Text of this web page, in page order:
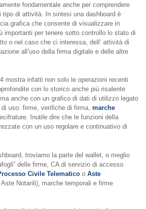
fondamentale anche per comprendere
tipo di attività. In sintesi una dashboard è
grafica che consente di visualizzare in
per tenere sotto controllo lo stato di
o nel caso che ci interessa, dell’ attività di
all’uso della firma digitale e delle altre
mostra infatti non solo le operazioni recenti
con lo storico anche più risalente
anche con un grafico di dati di utilizzo legato
uso: firme, verifiche di firma, marche
Inutile dire che le funzioni della
con un uso regolare e continuativo di
troviamo la parte del wallet, o meglio
delle firme, CA di servizio di accesso
Civile Telematico o Aste
Notarili), marche temporali e firme